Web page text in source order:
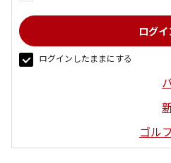
ログインしたままにする
ゴル